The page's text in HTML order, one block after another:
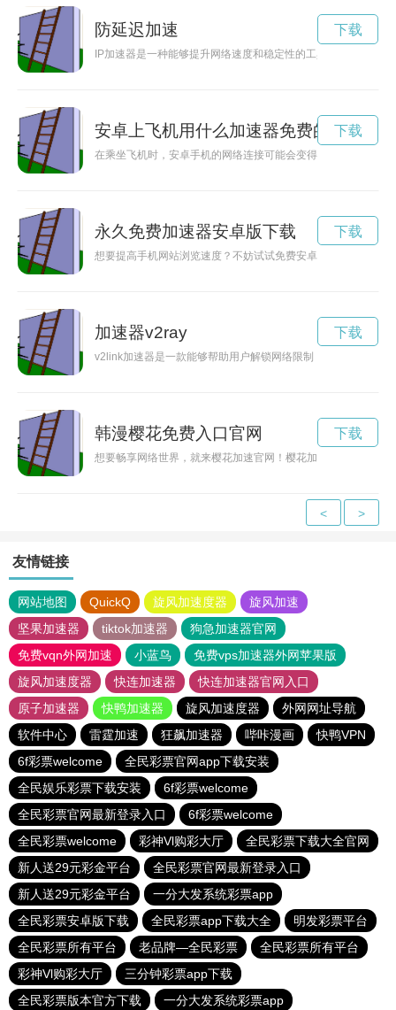
防延迟加速
IP加速器是一种能够提升网络速度和稳定性的工具，能够为用户
下载
安卓上飞机用什么加速器免费的
在乘坐飞机时，安卓手机的网络连接可能会变得缓慢，这时候
下载
永久免费加速器安卓版下载
想要提高手机网站浏览速度？不妨试试免费安卓网站加速器，
下载
加速器v2ray
v2link加速器是一款能够帮助用户解锁网络限制，提供高速连
下载
韩漫樱花免费入口官网
想要畅享网络世界，就来樱花加速官网！樱花加速器为您提供
下载
< >
友情链接
网站地图 QuickQ 旋风加速度器
旋风加速
坚果加速器
tiktok加速器
狗急加速器官网
免费vqn外网加速
小蓝鸟
免费vps加速器外网苹果版
旋风加速度器
快连加速器
快连加速器官网入口
原子加速器
快鸭加速器 旋风加速度器
外网网址导航
软件中心
雷霆加速 狂飙加速器 哔咔漫画
快鸭VPN
6f彩票welcome
全民彩票官网app下载安装
全民娱乐彩票下载安装
6f彩票welcome
全民彩票官网最新登录入口
6f彩票welcome
全民彩票welcome
彩神Vl购彩大厅
全民彩票下载大全官网
新人送29元彩金平台
全民彩票官网最新登录入口
新人送29元彩金平台
一分大发系统彩票app
全民彩票安卓版下载
全民彩票app下载大全
明发彩票平台
全民彩票所有平台
老品牌—全民彩票
全民彩票所有平台
彩神Vl购彩大厅
三分钟彩票app下载
全民彩票版本官方下载
一分大发系统彩票app